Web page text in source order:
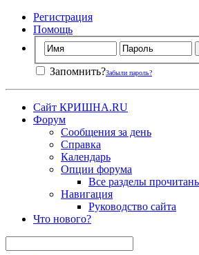
Регистрация
Помощь
Запомнить?Забыли пароль?
Сайт КРИШНА.RU
Форум
Сообщения за день
Справка
Календарь
Опции форума
Все разделы
Навигация
Руководство сайта
Что нового?